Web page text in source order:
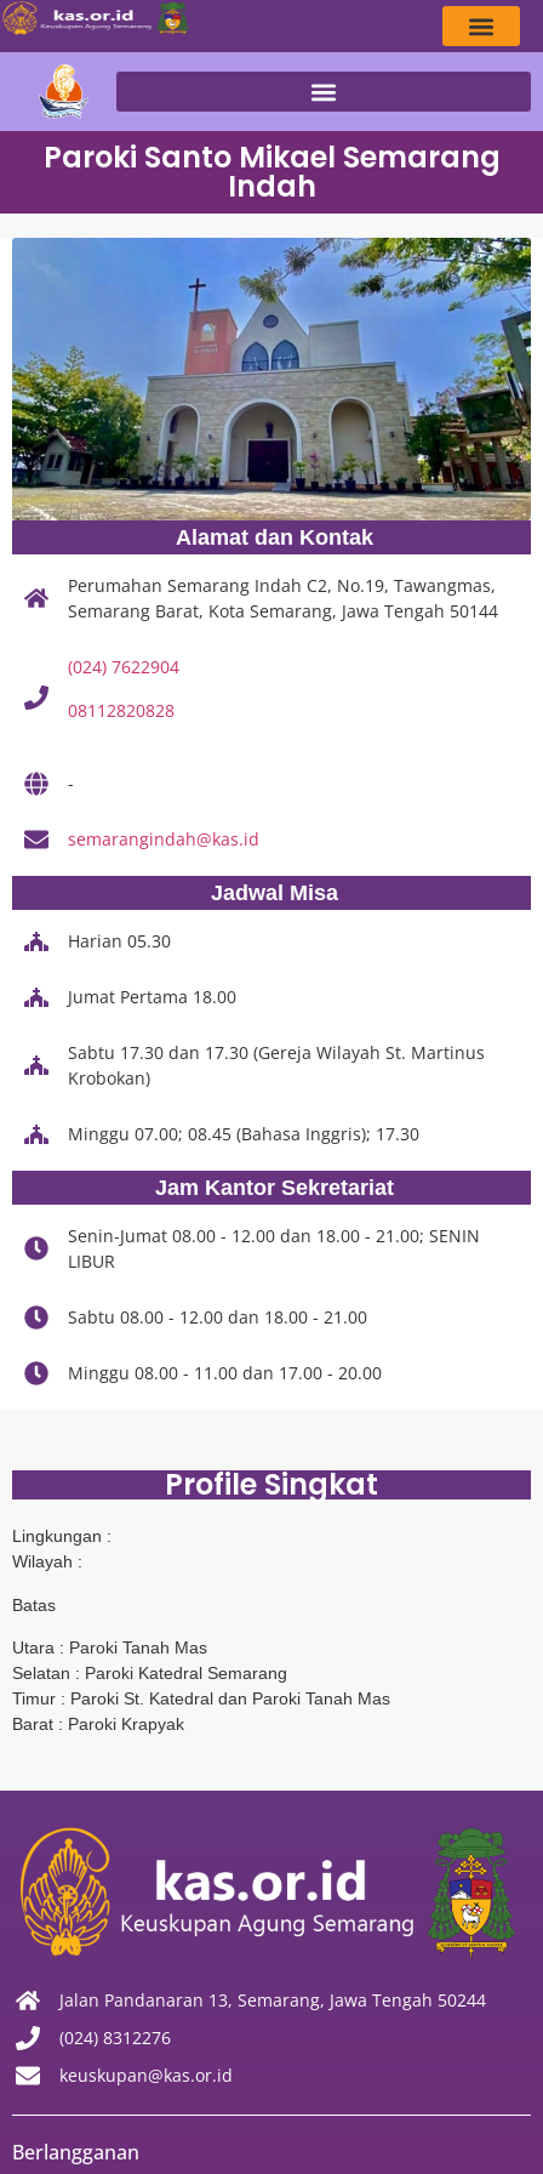
Paroki Santo Mikael Semarang
Indah
Alamat dan Kontak
Perumahan Semarang Indah C2, No.19, Tawangmas,
Semarang Barat, Kota Semarang, Jawa Tengah 50144
(024) 7622904
08112820828
-
semarangindah@kas.id
Jadwal Misa
Harian 05.30
Jumat Pertama 18.00
Sabtu 17.30 dan 17.30 (Gereja Wilayah St. Martinus
Krobokan)
Minggu 07.00; 08.45 (Bahasa Inggris); 17.30
Jam Kantor Sekretariat
Senin-Jumat 08.00 - 12.00 dan 18.00 - 21.00; SENIN
LIBUR
Sabtu 08.00 - 12.00 dan 18.00 - 21.00
Minggu 08.00 - 11.00 dan 17.00 - 20.00
Profile Singkat
Lingkungan :
Wilayah :
Batas
Utara : Paroki Tanah Mas
Selatan : Paroki Katedral Semarang
Timur : Paroki St. Katedral dan Paroki Tanah Mas
Barat : Paroki Krapyak
Jalan Pandanaran 13, Semarang, Jawa Tengah 50244
(024) 8312276
keuskupan@kas.or.id
Berlangganan